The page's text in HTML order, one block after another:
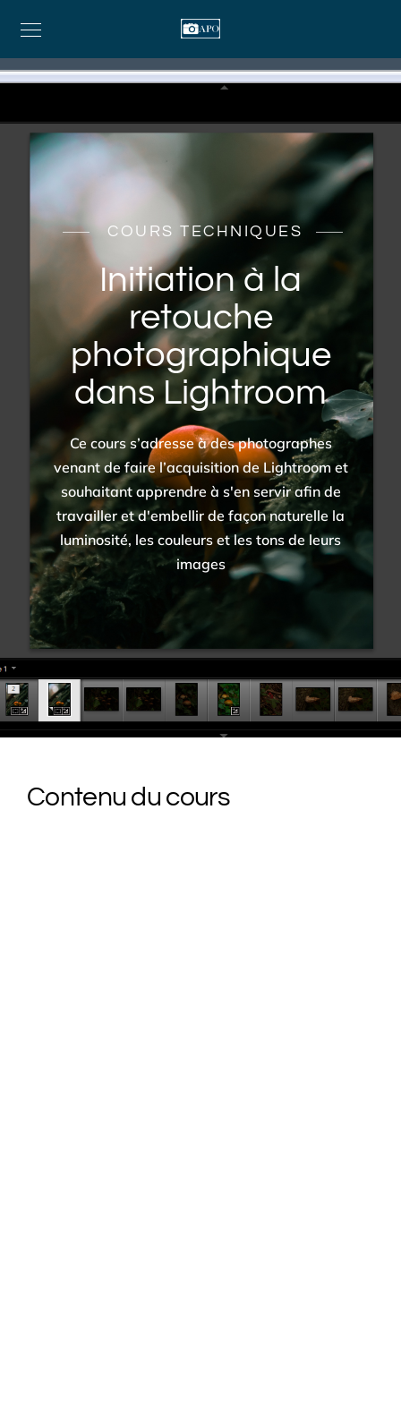
COURS TECHNIQUES
Initiation à la
retouche
photographique
dans Lightroom
Ce cours s’adresse à des photographes
venant de faire l’acquisition de Lightroom et
souhaitant apprendre à s'en servir afin de
travailler et d'embellir de façon naturelle la
luminosité, les couleurs et les tons de leurs
images
Contenu du cours